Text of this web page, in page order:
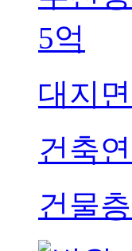
5억
대지
건축
건물